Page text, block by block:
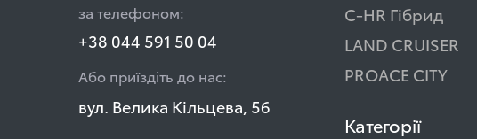
за телефоном:
+38 044 591 50 04
Або приїздіть до нас:
вул. Велика Кільцева, 56
C-HR Гібрид
LAND CRUISER
PROACE CITY
Категорії